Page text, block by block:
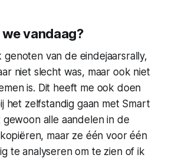
vandaag?
genoten van de eindejaarsrally,
niet slecht was, maar ook niet
is. Dit heeft me ook doen
het zelfstandig gaan met Smart
gewoon alle aandelen in de
maar ze één voor één
te analyseren om te zien of ik